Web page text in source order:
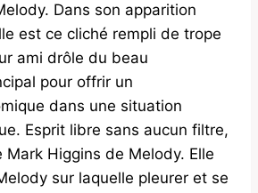
Dans son apparition
est ce cliché rempli de trope
ami drôle du beau
pour offrir un
dans une situation
Esprit libre sans aucun filtre,
Higgins de Melody. Elle
sur laquelle pleurer et se